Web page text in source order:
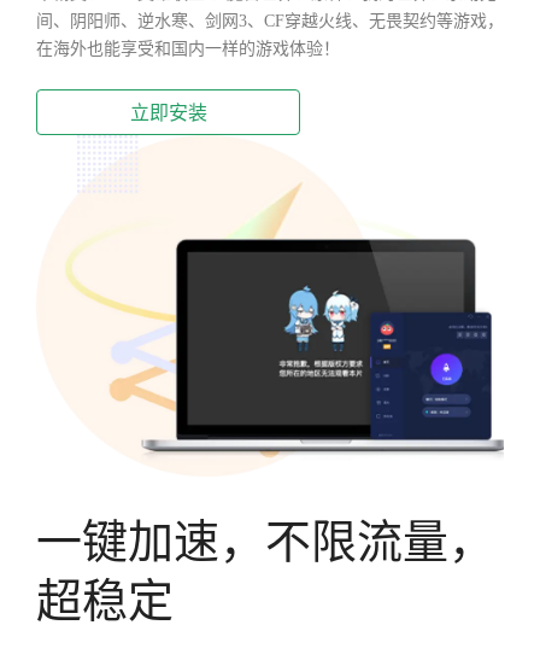
间、阴阳师、逆水寒、剑网3、CF穿越火线、无畏契约等游戏，
在海外也能享受和国内一样的游戏体验！
立即安装
一键加速，不限流量，
超稳定